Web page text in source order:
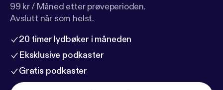
99 kr / Måned etter prøveperioden.
Avslutt når som helst.
20 timer lydbøker i måneden
Eksklusive podkaster
Gratis podkaster